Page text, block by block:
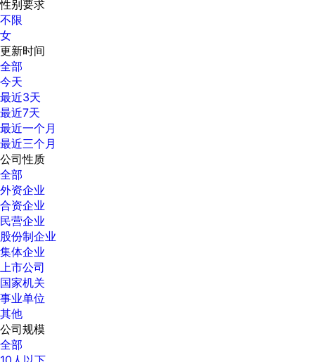
性别要求
不限
女
更新时间
全部
今天
最近3天
最近7天
最近一个月
最近三个月
公司性质
全部
外资企业
合资企业
民营企业
股份制企业
集体企业
上市公司
国家机关
事业单位
其他
公司规模
全部